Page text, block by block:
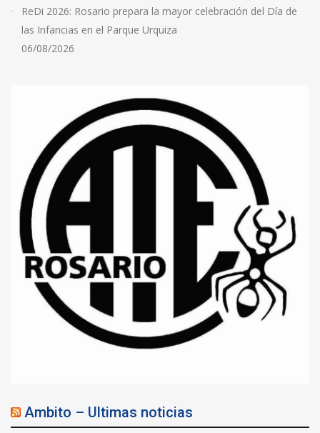
ReDi 2026: Rosario prepara la mayor celebración del Día de
las Infancias en el Parque Urquiza
06/08/2026
Ambito – Ultimas noticias